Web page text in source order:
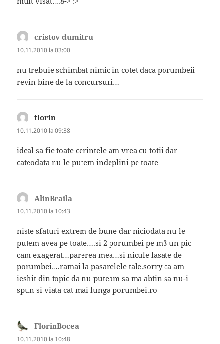
cristov dumitru
10.11.2010 la 03:00
nu trebuie schimbat nimic in cotet daca porumbeii
revin bine de la concursuri…
florin
10.11.2010 la 09:38
ideal sa fie toate cerintele am vrea cu totii dar
cateodata nu le putem indeplini pe toate
AlinBraila
10.11.2010 la 10:43
niste sfaturi extrem de bune dar niciodata nu le
putem avea pe toate….si 2 porumbei pe m3 un pic
cam exagerat…parerea mea…si nicule lasate de
porumbei….ramai la pasarelele tale.sorry ca am
ieshit din topic da nu puteam sa ma abtin sa nu-i
spun si viata cat mai lunga porumbei.ro
FlorinBocea
10.11.2010 la 10:48